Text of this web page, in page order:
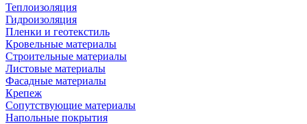
Теплоизоляция
Гидроизоляция
Пленки и геотекстиль
Кровельные материалы
Строительные материалы
Листовые материалы
Фасадные материалы
Крепеж
Сопутствующие материалы
Напольные покрытия